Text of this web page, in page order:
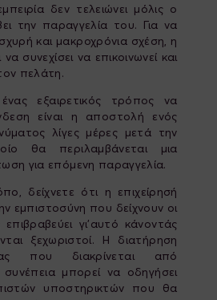
δεν τελειώνει μόλις ο
την παραγγελία του. Για να
και μακροχρόνια σχέση, η
να συνεχίσει να επικοινωνεί και
πελάτη.
εξαιρετικός τρόπος να
είναι η αποστολή ενός
λίγες μέρες μετά την
θα περιλαμβάνεται μια
για επόμενη παραγγελία.
δείχνετε ότι η επιχείρησή
εμπιστοσύνη που δείχνουν οι
γι'αυτό κάνοντάς
ξεχωριστοί. Η διατήρηση
που διακρίνεται από
μπορεί να οδηγήσει
υποστηρικτών που θα